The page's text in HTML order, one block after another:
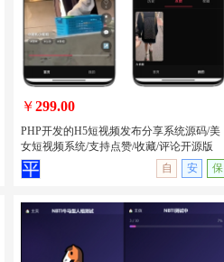
量主
无演示
￥299.00
PHP开发的H5短视频发布分享系统源码/美
女短视频系统/支持点赞/收藏/评论开源版
自
安 保